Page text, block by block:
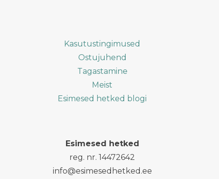
Kasutustingimused
Ostujuhend
Tagastamine
Meist
Esimesed hetked blogi
Esimesed hetked
reg. nr. 14472642
info@esimesedhetked.ee